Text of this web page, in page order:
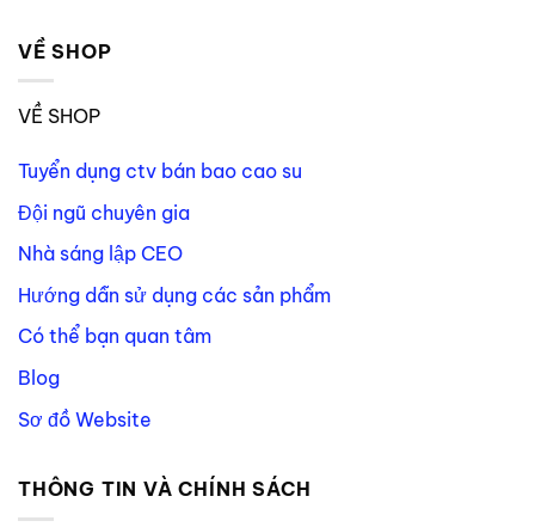
VỀ SHOP
VỀ SHOP
Tuyển dụng ctv bán bao cao su
Đội ngũ chuyên gia
Nhà sáng lập CEO
Hướng dẫn sử dụng các sản phẩm
Có thể bạn quan tâm
Blog
Sơ đồ Website
THÔNG TIN VÀ CHÍNH SÁCH